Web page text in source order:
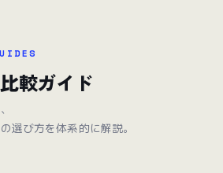
較ガイド
選び方を体系的に解説。